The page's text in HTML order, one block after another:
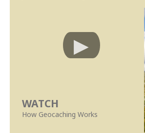
WATCH
How Geocaching Works